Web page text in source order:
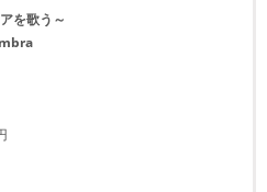
を歌う～